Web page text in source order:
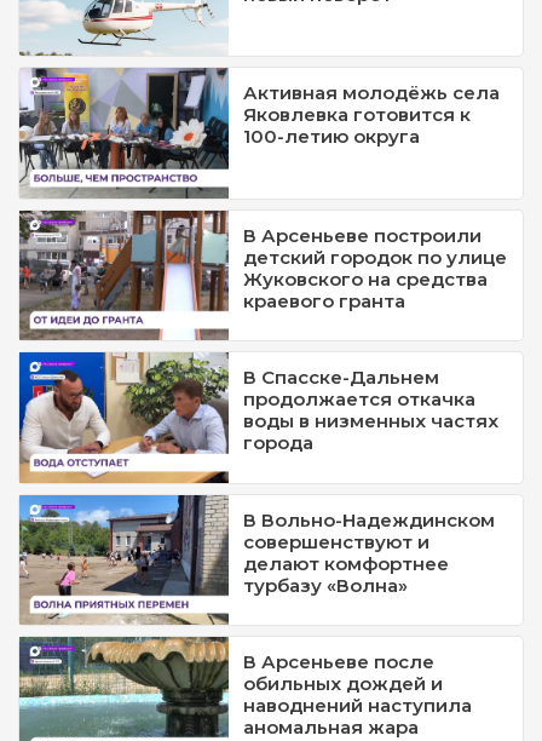
Активная молодёжь села
Яковлевка готовится к
100-летию округа
В Арсеньеве построили
детский городок по улице
Жуковского на средства
краевого гранта
В Спасске-Дальнем
продолжается откачка
воды в низменных частях
города
В Вольно-Надеждинском
совершенствуют и
делают комфортнее
турбазу «Волна»
В Арсеньеве после
обильных дождей и
наводнений наступила
аномальная жара